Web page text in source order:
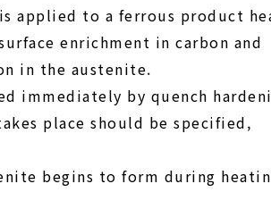
applied to a ferrous product
enrichment in carbon and
in the austenite.
immediately by quench
place should be specified,
begins to form during